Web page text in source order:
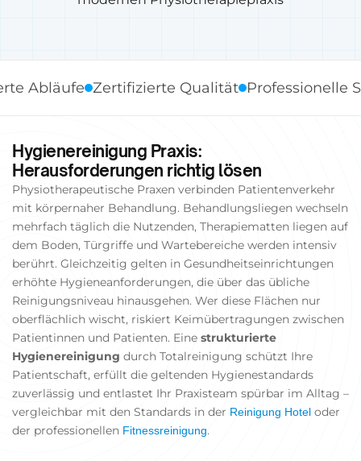
Zertifizierte Qualität Professionelle
Hygienereinigung Praxis:
Herausforderungen richtig lösen
Physiotherapeutische Praxen verbinden Patientenverkehr
mit körpernaher Behandlung. Behandlungsliegen wechseln
mehrfach täglich die Nutzenden, Therapiematten liegen auf
dem Boden, Türgriffe und Wartebereiche werden intensiv
berührt. Gleichzeitig gelten in Gesundheitseinrichtungen
erhöhte Hygieneanforderungen, die über das übliche
Reinigungsniveau hinausgehen. Wer diese Flächen nur
oberflächlich wischt, riskiert Keimübertragungen zwischen
Patientinnen und Patienten. Eine strukturierte
Hygienereinigung durch Totalreinigung schützt Ihre
Patientschaft, erfüllt die geltenden Hygienestandards
zuverlässig und entlastet Ihr Praxisteam spürbar im Alltag –
vergleichbar mit den Standards in der Reinigung Hotel oder
der professionellen Fitnessreinigung.